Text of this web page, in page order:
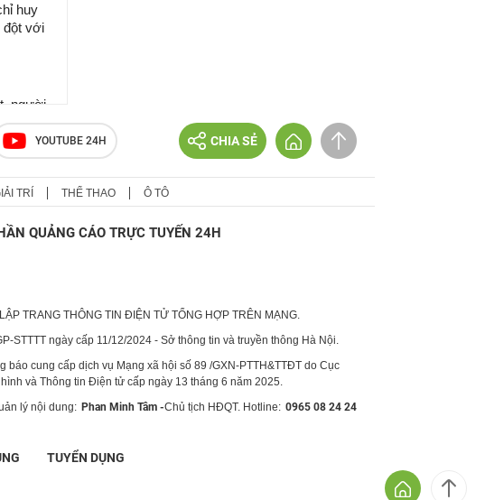
huy
đột với
người
tàu đã
khắc
YOUTUBE 24H CHIA SẺ
TRÍ THỂ THAO Ô TÔ
QUẢNG CÁO TRỰC TUYẾN 24H
TRANG THÔNG TIN ĐIỆN TỬ TỔNG HỢP TRÊN MẠNG.
STTTT ngày cấp 11/12/2024 - Sở thông tin và truyền thông Hà Nội.
báo cung cấp dịch vụ Mạng xã hội số 89 /GXN-PTTH&TTĐT do Cục
và Thông tin Điện tử cấp ngày 13 tháng 6 năm 2025.
lý nội dung: Phan Minh Tâm -Chủ tịch HĐQT. Hotline: 0965 08 24 24
TUYỂN DỤNG